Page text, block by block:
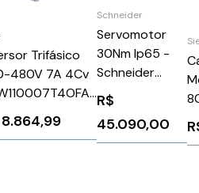
Trifásico
480V 7A 4Cv
Weg
8.864,99
Schneider
Servomotor
30Nm Ip65 -
Schneider
BMH1901P31F2A
R$
45.090,00